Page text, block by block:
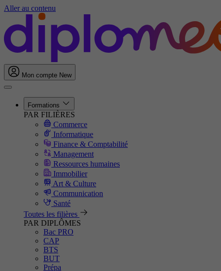
Aller au contenu
Mon compte New
Formations
PAR FILIÈRES
Commerce
Informatique
Finance & Comptabilité
Management
Ressources humaines
Immobilier
Art & Culture
Communication
Santé
Toutes les filières
PAR DIPLÔMES
Bac PRO
CAP
BTS
BUT
Prépa